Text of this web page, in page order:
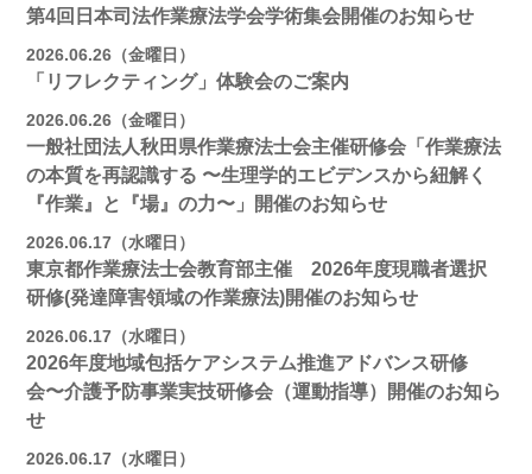
第4回日本司法作業療法学会学術集会開催のお知らせ
2026.06.26（金曜日）
「リフレクティング」体験会のご案内
2026.06.26（金曜日）
一般社団法人秋田県作業療法士会主催研修会「作業療法
の本質を再認識する 〜生理学的エビデンスから紐解く
『作業』と『場』の力〜」開催のお知らせ
2026.06.17（水曜日）
東京都作業療法士会教育部主催 2026年度現職者選択
研修(発達障害領域の作業療法)開催のお知らせ
2026.06.17（水曜日）
2026年度地域包括ケアシステム推進アドバンス研修
会〜介護予防事業実技研修会（運動指導）開催のお知ら
せ
2026.06.17（水曜日）